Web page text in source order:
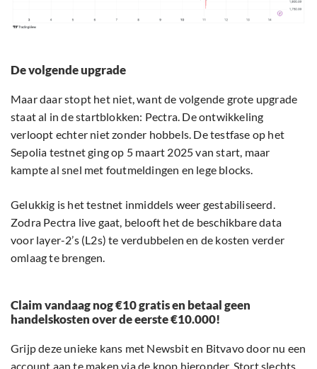
De volgende upgrade
Maar daar stopt het niet, want de volgende grote upgrade
staat al in de startblokken: Pectra. De ontwikkeling
verloopt echter niet zonder hobbels. De testfase op het
Sepolia testnet ging op 5 maart 2025 van start, maar
kampte al snel met foutmeldingen en lege blocks.
Gelukkig is het testnet inmiddels weer gestabiliseerd.
Zodra Pectra live gaat, belooft het de beschikbare data
voor layer-2’s (L2s) te verdubbelen en de kosten verder
omlaag te brengen.
Claim vandaag nog €10 gratis en betaal geen
handelskosten over de eerste €10.000!
Grijp deze unieke kans met Newsbit en Bitvavo door nu een
account aan te maken via de knop hieronder. Stort slechts